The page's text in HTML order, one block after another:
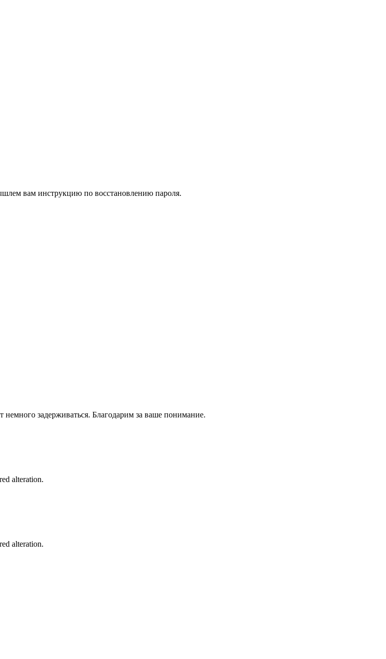
вам инструкцию по восстановлению пароля.
задерживаться. Благодарим за ваше понимание.
alteration.
alteration.